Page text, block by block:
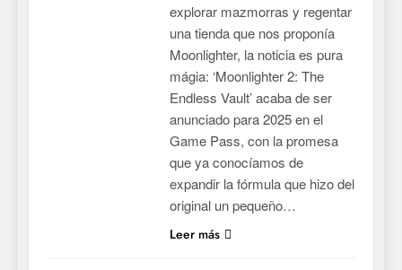
explorar mazmorras y regentar
una tienda que nos proponía
Moonlighter, la noticia es pura
mágia: ‘Moonlighter 2: The
Endless Vault’ acaba de ser
anunciado para 2025 en el
Game Pass, con la promesa
que ya conocíamos de
expandir la fórmula que hizo del
original un pequeño…
Leer más